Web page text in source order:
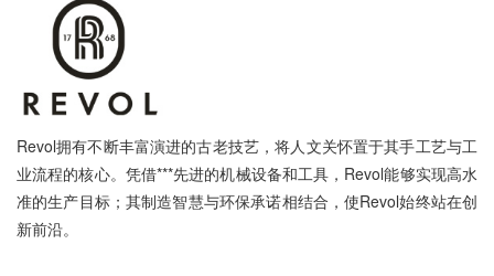
Revol拥有不断丰富演进的古老技艺，将人文关怀置于其手工艺与工
业流程的核心。凭借***先进的机械设备和工具，Revol能够实现高水
准的生产目标；其制造智慧与环保承诺相结合，使Revol始终站在创
新前沿。